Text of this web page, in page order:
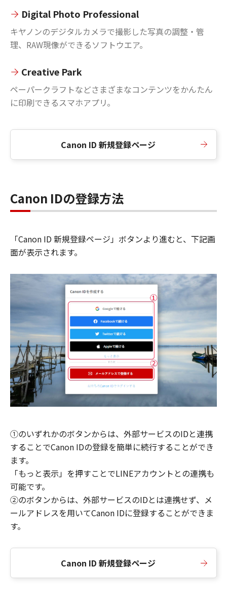
Digital Photo Professional
キヤノンのデジタルカメラで撮影した写真の調整・管
理、RAW現像ができるソフトウエア。
Creative Park
ペーパークラフトなどさまざまなコンテンツをかんたん
に印刷できるスマホアプリ。
Canon ID 新規登録ページ
Canon IDの登録方法
「Canon ID 新規登録ページ」ボタンより進むと、下記画
面が表示されます。
①のいずれかのボタンからは、外部サービスのIDと連携
することでCanon IDの登録を簡単に続行することができ
ます。
「もっと表示」を押すことでLINEアカウントとの連携も
可能です。
②のボタンからは、外部サービスのIDとは連携せず、メ
ールアドレスを用いてCanon IDに登録することができま
す。
Canon ID 新規登録ページ